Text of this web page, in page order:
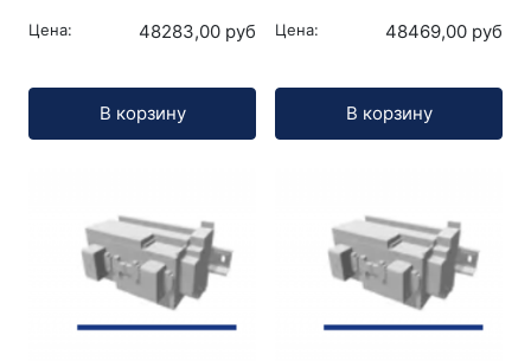
Цена: 48283,00 руб
В корзину
Цена: 48469,00 руб
В корзину